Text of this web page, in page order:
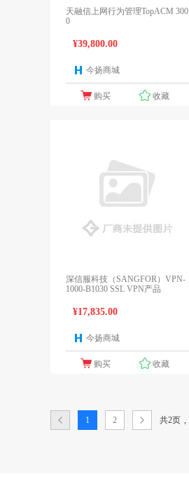
天融信上网行为管理TopACM 300
0
¥39,800.00
今扬商城
购买 收藏
深信服科技（SANGFOR）VPN-
1000-B1030 SSL VPN产品
¥17,835.00
今扬商城
购买 收藏
1 2 共2页